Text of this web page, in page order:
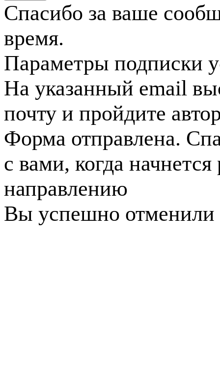
Спасибо за ваше
время.
Параметры подписки
На указанный email
почту и пройдите
Форма отправлена.
с вами, когда
направлению
Вы успешно отменили